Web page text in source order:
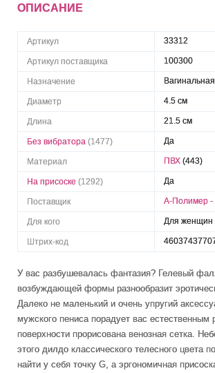
ОПИСАНИЕ
Артикул 33312
Артикул поставщика 100300
Назначение
Диаметр 4.5 см
Длина 21.5 см
Без вибратора (1477) Да
Материал ПВХ (443)
На присоске (1292) Да
Поставщик А-Полимер -
Для кого Для женщин
Штрих-код
У вас разбушевалась фантазия? Гелевый
возбуждающей формы разнообразит
Далеко не маленький и очень упругий
мужского пениса порадует вас
поверхности прорисована венозная сетка.
этого дилдо классического телесного цвета
найти у себя точку G, а эргономичная